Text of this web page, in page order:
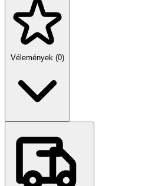
Vélemények (0)